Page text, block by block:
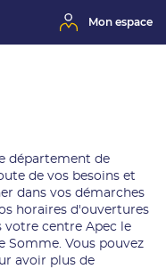
Mon espace
département de
de vos besoins et
dans vos démarches
horaires d'ouvertures
votre centre Apec le
Somme. Vous pouvez
avoir plus de